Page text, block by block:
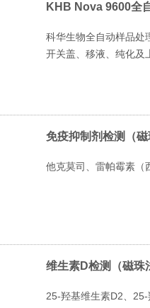
KHB Nova 9600全
科华生物全自动样品处
开关盖、移液、纯化及
免疫抑制剂检测（磁
他克莫司、雷帕霉素（
维生素D检测（磁珠
25-羟基维生素D2、